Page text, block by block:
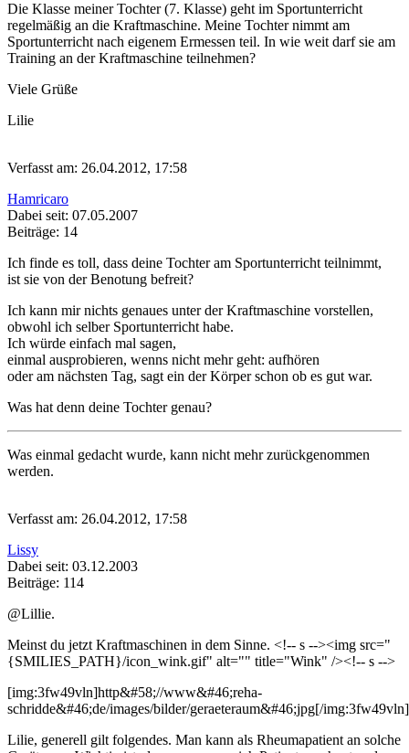
Die Klasse meiner Tochter (7. Klasse) geht im Sportunterricht
regelmäßig an die Kraftmaschine. Meine Tochter nimmt am
Sportunterricht nach eigenem Ermessen teil. In wie weit darf sie am
Training an der Kraftmaschine teilnehmen?
Viele Grüße
Lilie
Verfasst am: 26.04.2012, 17:58
Hamricaro
Dabei seit: 07.05.2007
Beiträge: 14
Ich finde es toll, dass deine Tochter am Sportunterricht teilnimmt,
ist sie von der Benotung befreit?
Ich kann mir nichts genaues unter der Kraftmaschine vorstellen,
obwohl ich selber Sportunterricht habe.
Ich würde einfach mal sagen,
einmal ausprobieren, wenns nicht mehr geht: aufhören
oder am nächsten Tag, sagt ein der Körper schon ob es gut war.
Was hat denn deine Tochter genau?
Was einmal gedacht wurde, kann nicht mehr zurückgenommen
werden.
Verfasst am: 26.04.2012, 17:58
Lissy
Dabei seit: 03.12.2003
Beiträge: 114
@Lillie.
Meinst du jetzt Kraftmaschinen in dem Sinne. <!-- s --><img src="
{SMILIES_PATH}/icon_wink.gif" alt="" title="Wink" /><!-- s -->
[img:3fw49vln]http&#58;//www&#46;reha-
schridde&#46;de/images/bilder/geraeteraum&#46;jpg[/img:3fw49vln]
Lilie, generell gilt folgendes. Man kann als Rheumapatient an solche